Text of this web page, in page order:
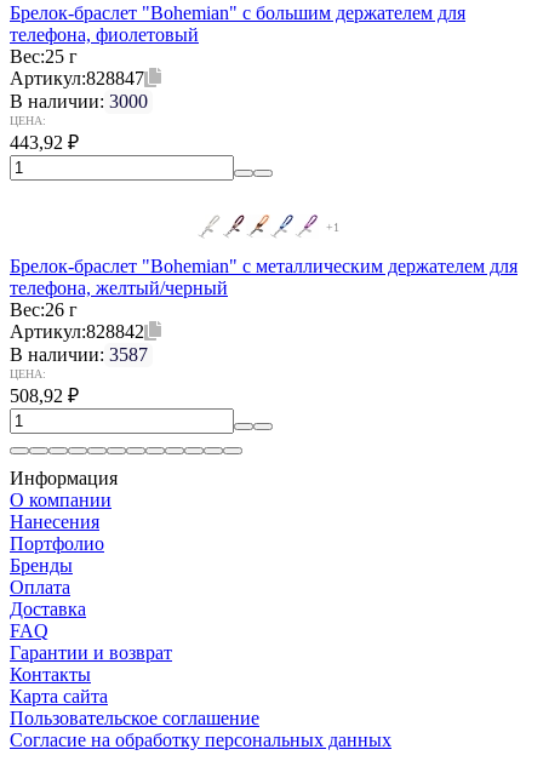
Брелок-браслет "Bohemian" c большим держателем для
телефона, фиолетовый
Вес:25 г
Артикул:828847
В наличии: 3000
ЦЕНА:
443,92 ₽
+1
Брелок-браслет "Bohemian" c металлическим держателем для
телефона, желтый/черный
Вес:26 г
Артикул:828842
В наличии: 3587
ЦЕНА:
508,92 ₽
Информация
О компании
Нанесения
Портфолио
Бренды
Оплата
Доставка
FAQ
Гарантии и возврат
Контакты
Карта сайта
Пользовательское соглашение
Согласие на обработку персональных данных